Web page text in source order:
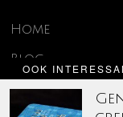
OOK
Home
Blog
Contact